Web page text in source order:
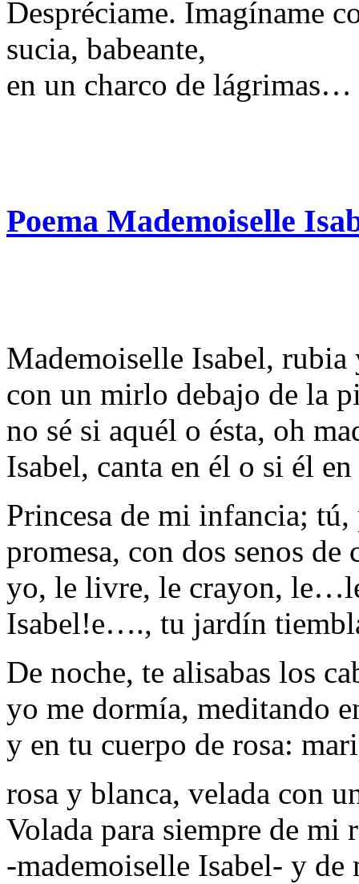
Despréciame. Imagíname
sucia, babeante,
en un charco de lágrimas…
Poema Mademoiselle
Mademoiselle Isabel, rubia
con un mirlo debajo de la
no sé si aquél o ésta, oh
Isabel, canta en él o si él en
Princesa de mi infancia; tú,
promesa, con dos senos de
yo, le livre, le crayon,
Isabel!e…., tu jardín
De noche, te alisabas los
yo me dormía, meditando
y en tu cuerpo de rosa:
rosa y blanca, velada con
Volada para siempre de mi
-mademoiselle Isabel- y de